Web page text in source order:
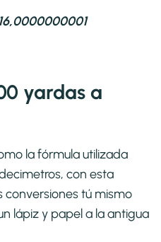
yardas a
la fórmula utilizada
con esta
tú mismo
lápiz y papel a la antigua